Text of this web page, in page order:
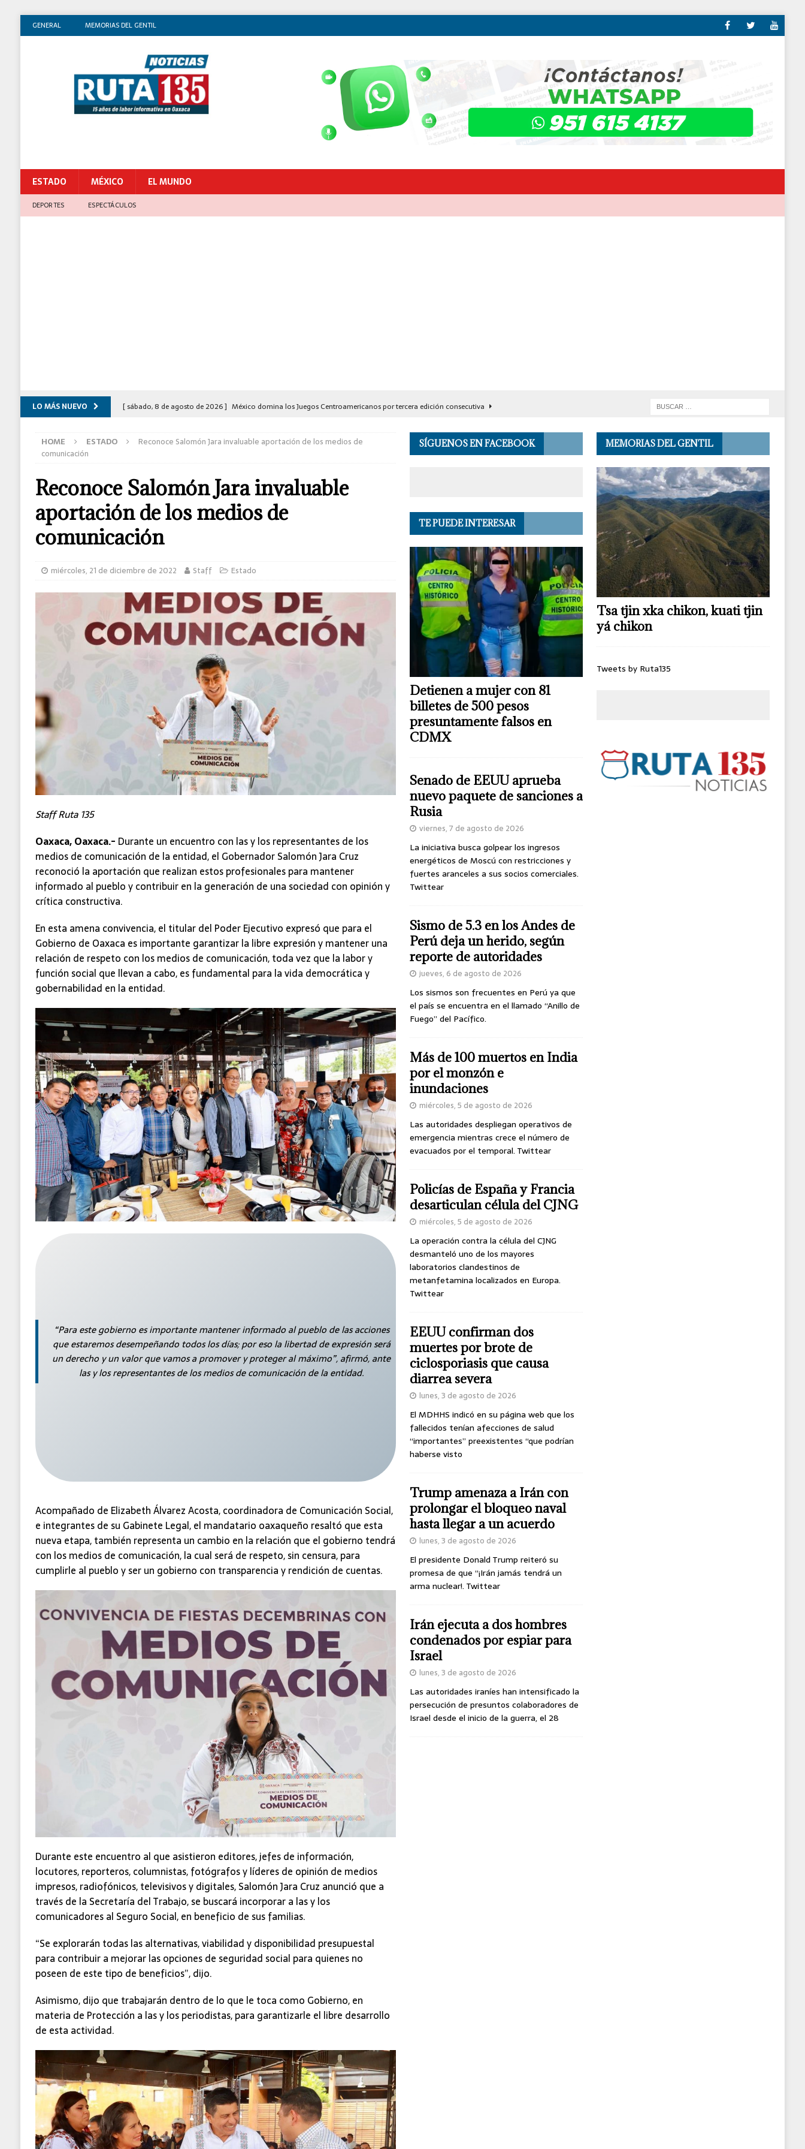
GENERAL MEMORIAS DEL GENTIL
ESTADO MÉXICO EL MUNDO
DEPORTES ESPECTÁCULOS
LO MÁS NUEVO [ sábado, 8 de agosto de 2026 ] México domina los Juegos Centroamericanos por tercera edición consecutiva
[ sábado, 8 de agosto de 2026 ] Cumple gobernador de Oaxaca con rehabilitación de carretera de Santa María
[ viernes, 7 de agosto de 2026 ] México decomisa 1.17 toneladas de cocaína y detiene a seis personas en Acapulco
C-5
[ viernes, 7 de agosto de 2026 ]
Dictan prisión preventiva a Ángel ‘N’, exgobernador de Guerrero
PRINCIPALES
[ sábado, 8 de agosto de 2026 ]
Detienen a mujer con 81 billetes de 500 pesos presuntamente falsos en CDMX C-5
HOME ESTADO
Reconoce Salomón Jara invaluable aportación de los medios de
comunicación
Reconoce Salomón Jara invaluable
aportación de los medios de
comunicación
miércoles, 21 de diciembre de 2022 Staff Estado
Staff Ruta 135
Oaxaca, Oaxaca.- Durante un encuentro con las y los representantes de los
medios de comunicación de la entidad, el Gobernador Salomón Jara Cruz
reconoció la aportación que realizan estos profesionales para mantener
informado al pueblo y contribuir en la generación de una sociedad con opinión y
crítica constructiva.
En esta amena convivencia, el titular del Poder Ejecutivo expresó que para el
Gobierno de Oaxaca es importante garantizar la libre expresión y mantener una
relación de respeto con los medios de comunicación, toda vez que la labor y
función social que llevan a cabo, es fundamental para la vida democrática y
gobernabilidad en la entidad.
“Para este gobierno es importante mantener informado al pueblo de las acciones
que estaremos desempeñando todos los días; por eso la libertad de expresión será
un derecho y un valor que vamos a promover y proteger al máximo”, afirmó, ante
las y los representantes de los medios de comunicación de la entidad.
Acompañado de Elizabeth Álvarez Acosta, coordinadora de Comunicación Social,
e integrantes de su Gabinete Legal, el mandatario oaxaqueño resaltó que esta
nueva etapa, también representa un cambio en la relación que el gobierno tendrá
con los medios de comunicación, la cual será de respeto, sin censura, para
cumplirle al pueblo y ser un gobierno con transparencia y rendición de cuentas.
Durante este encuentro al que asistieron editores, jefes de información,
locutores, reporteros, columnistas, fotógrafos y líderes de opinión de medios
impresos, radiofónicos, televisivos y digitales, Salomón Jara Cruz anunció que a
través de la Secretaría del Trabajo, se buscará incorporar a las y los
comunicadores al Seguro Social, en beneficio de sus familias.
“Se explorarán todas las alternativas, viabilidad y disponibilidad presupuestal
para contribuir a mejorar las opciones de seguridad social para quienes no
poseen de este tipo de beneficios”, dijo.
Asimismo, dijo que trabajarán dentro de lo que le toca como Gobierno, en
materia de Protección a las y los periodistas, para garantizarle el libre desarrollo
de esta actividad.
SÍGUENOS EN FACEBOOK
TE PUEDE INTERESAR
Detienen a mujer con 81
billetes de 500 pesos
presuntamente falsos en
CDMX
Senado de EEUU aprueba
nuevo paquete de sanciones a
Rusia
viernes, 7 de agosto de 2026
La iniciativa busca golpear los ingresos
energéticos de Moscú con restricciones y
fuertes aranceles a sus socios comerciales.
Twittear
Sismo de 5.3 en los Andes de
Perú deja un herido, según
reporte de autoridades
jueves, 6 de agosto de 2026
Los sismos son frecuentes en Perú ya que
el país se encuentra en el llamado “Anillo de
Fuego” del Pacífico.
Más de 100 muertos en India
por el monzón e
inundaciones
miércoles, 5 de agosto de 2026
Las autoridades despliegan operativos de
emergencia mientras crece el número de
evacuados por el temporal. Twittear
Policías de España y Francia
desarticulan célula del CJNG
miércoles, 5 de agosto de 2026
La operación contra la célula del CJNG
desmanteló uno de los mayores
laboratorios clandestinos de
metanfetamina localizados en Europa.
Twittear
EEUU confirman dos
muertes por brote de
ciclosporiasis que causa
diarrea severa
lunes, 3 de agosto de 2026
El MDHHS indicó en su página web que los
fallecidos tenían afecciones de salud
“importantes” preexistentes “que podrían
haberse visto
Trump amenaza a Irán con
prolongar el bloqueo naval
hasta llegar a un acuerdo
lunes, 3 de agosto de 2026
El presidente Donald Trump reiteró su
promesa de que “¡Irán jamás tendrá un
arma nuclear!. Twittear
Irán ejecuta a dos hombres
condenados por espiar para
Israel
lunes, 3 de agosto de 2026
Las autoridades iraníes han intensificado la
persecución de presuntos colaboradores de
Israel desde el inicio de la guerra, el 28
MEMORIAS DEL GENTIL
Tsa tjin xka chikon, kuati tjin
yá chikon
Tweets by Ruta135